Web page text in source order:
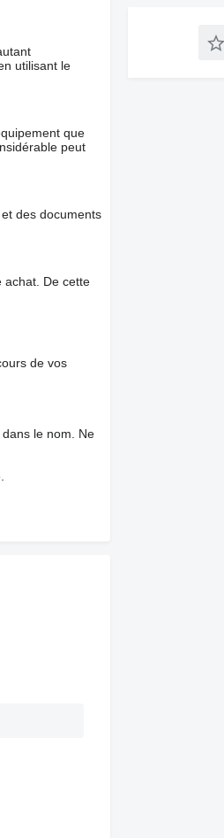
utilisant le
que
peut
des documents
achat. De cette
de vos
le nom. Ne